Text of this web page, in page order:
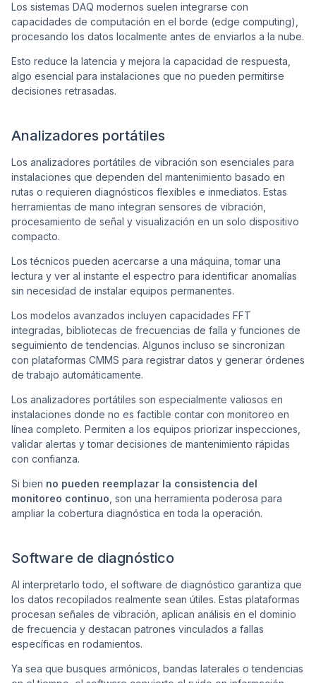
Los sistemas DAQ modernos suelen integrarse con
capacidades de computación en el borde (edge computing),
procesando los datos localmente antes de enviarlos a la nube.
Esto reduce la latencia y mejora la capacidad de respuesta,
algo esencial para instalaciones que no pueden permitirse
decisiones retrasadas.
Analizadores portátiles
Los analizadores portátiles de vibración son esenciales para
instalaciones que dependen del mantenimiento basado en
rutas o requieren diagnósticos flexibles e inmediatos. Estas
herramientas de mano integran sensores de vibración,
procesamiento de señal y visualización en un solo dispositivo
compacto.
Los técnicos pueden acercarse a una máquina, tomar una
lectura y ver al instante el espectro para identificar anomalías
sin necesidad de instalar equipos permanentes.
Los modelos avanzados incluyen capacidades FFT
integradas, bibliotecas de frecuencias de falla y funciones de
seguimiento de tendencias. Algunos incluso se sincronizan
con plataformas CMMS para registrar datos y generar órdenes
de trabajo automáticamente.
Los analizadores portátiles son especialmente valiosos en
instalaciones donde no es factible contar con monitoreo en
línea completo. Permiten a los equipos priorizar inspecciones,
validar alertas y tomar decisiones de mantenimiento rápidas
con confianza.
Si bien no pueden reemplazar la consistencia del
monitoreo continuo , son una herramienta poderosa para
ampliar la cobertura diagnóstica en toda la operación.
Software de diagnóstico
Al interpretarlo todo, el software de diagnóstico garantiza que
los datos recopilados realmente sean útiles. Estas plataformas
procesan señales de vibración, aplican análisis en el dominio
de frecuencia y destacan patrones vinculados a fallas
específicas en rodamientos.
Ya sea que busques armónicos, bandas laterales o tendencias